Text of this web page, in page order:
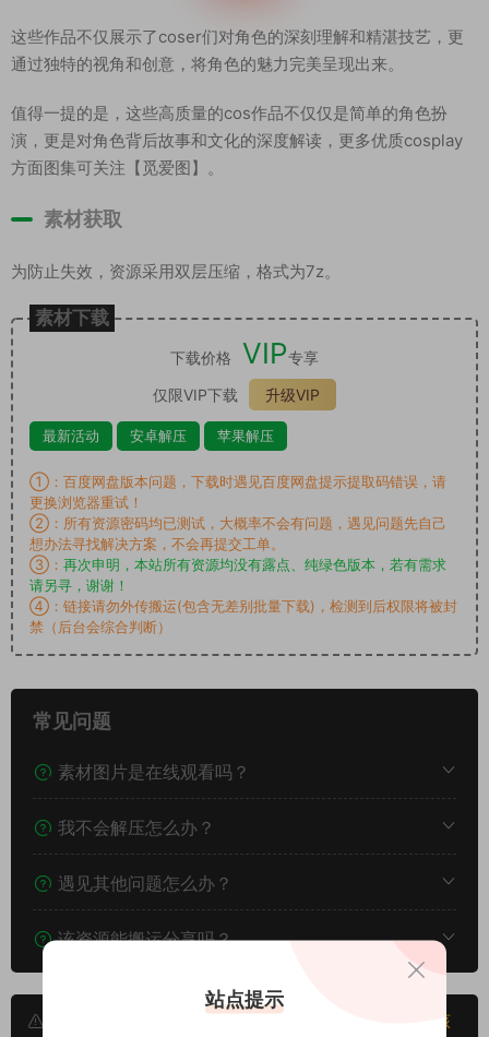
这些作品不仅展示了coser们对角色的深刻理解和精湛技艺，更
通过独特的视角和创意，将角色的魅力完美呈现出来。
值得一提的是，这些高质量的cos作品不仅仅是简单的角色扮
演，更是对角色背后故事和文化的深度解读，更多优质cosplay
方面图集可关注【觅爱图】。
素材获取
为防止失效，资源采用双层压缩，格式为7z。
素材下载
下载价格 VIP专享
仅限VIP下载
升级VIP
最新活动 安卓解压 苹果解压
①：百度网盘版本问题，下载时遇见百度网盘提示提取码错误，请
更换浏览器重试！
②：所有资源密码均已测试，大概率不会有问题，遇见问题先自己
想办法寻找解决方案，不会再提交工单。
③： 再次申明，本站所有资源均没有露点、纯绿色版本，若有需求
请另寻，谢谢！
④：链接请勿外传搬运(包含无差别批量下载)，检测到后权限将被封
禁（后台会综合判断）
常见问题
素材图片是在线观看吗？
我不会解压怎么办？
遇见其他问题怎么办？
该资源能搬运分享吗？
本文资源仅供个人参考学习，请勿批量搬运，一经核
站点提示